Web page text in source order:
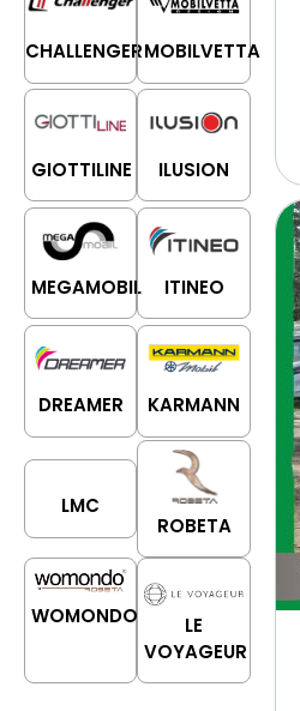
CHALLENGERMOBILVETTA
GIOTTILINE ILUSION
MEGAMOBIL ITINEO
DREAMER KARMANN
LMC
ROBETA
WOMONDO
LE
VOYAGEUR